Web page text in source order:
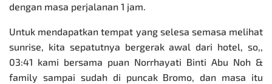
dengan masa perjalanan 1 jam.
Untuk mendapatkan tempat yang selesa semasa melihat
sunrise, kita sepatutnya bergerak awal dari hotel, so,,
03:41 kami bersama puan Norrhayati Binti Abu Noh &
family sampai sudah di puncak Bromo, dan masa itu